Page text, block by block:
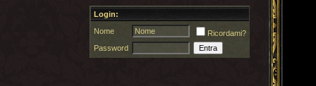
Login:
Nome
Ricordami?
Password